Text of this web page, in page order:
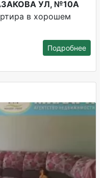
УЛ, №10А
в хорошем
Подробнее